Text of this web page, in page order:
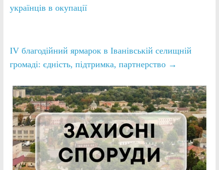
українців в окупації
IV благодійний ярмарок в Іванівській селищній
громаді: єдність, підтримка, партнерство →